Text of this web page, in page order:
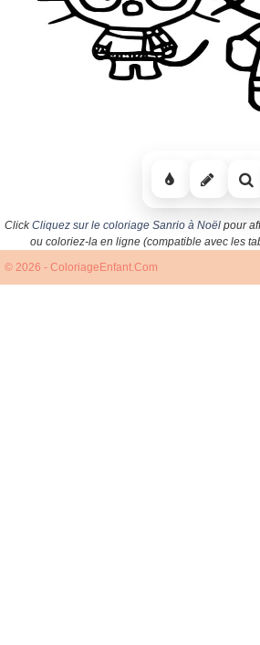
ClickCliquez sur le coloriage Sanrio à Noëlpour
ou coloriez-la en ligne (compatible avec les
© 2026 - ColoriageEnfant.Com